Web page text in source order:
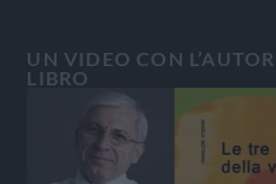
UN VIDEO CON
LIBRO